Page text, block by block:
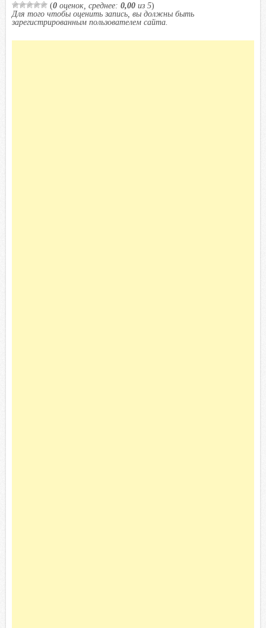
(0 оценок, среднее: 0,00 из 5)
Для того чтобы оценить запись, вы должны быть
зарегистрированным пользователем сайта.